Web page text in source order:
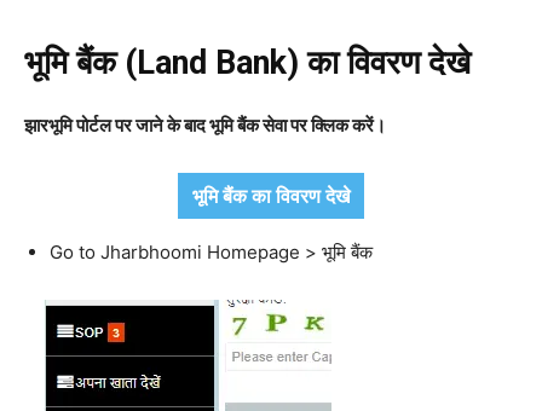
भूमि बैंक(Land Bank)का विवरण देखे
झारभूमि पोर्टल पर जाने के बाद भूमि बैंक सेवा पर क्लिक करें।
भूमि बैंक का विवरण देखे
Go to Jharbhoomi Homepage > भूमि बैंक